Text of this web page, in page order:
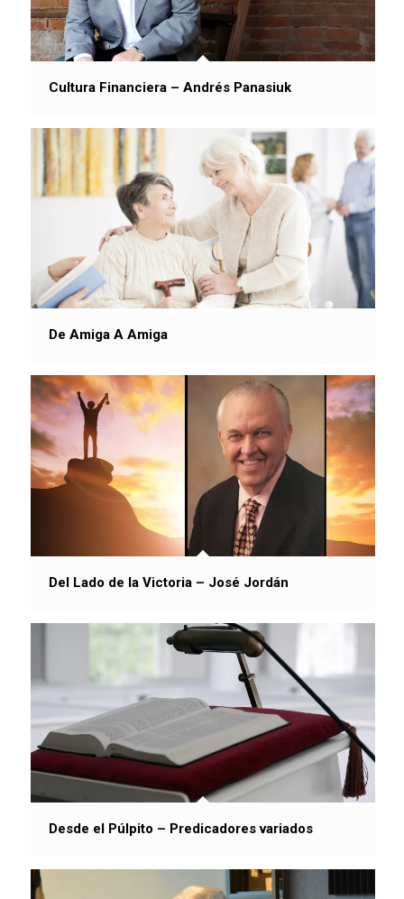
Cultura Financiera – Andrés Panasiuk
De Amiga A Amiga
Del Lado de la Victoria – José Jordán
Desde el Púlpito – Predicadores variados